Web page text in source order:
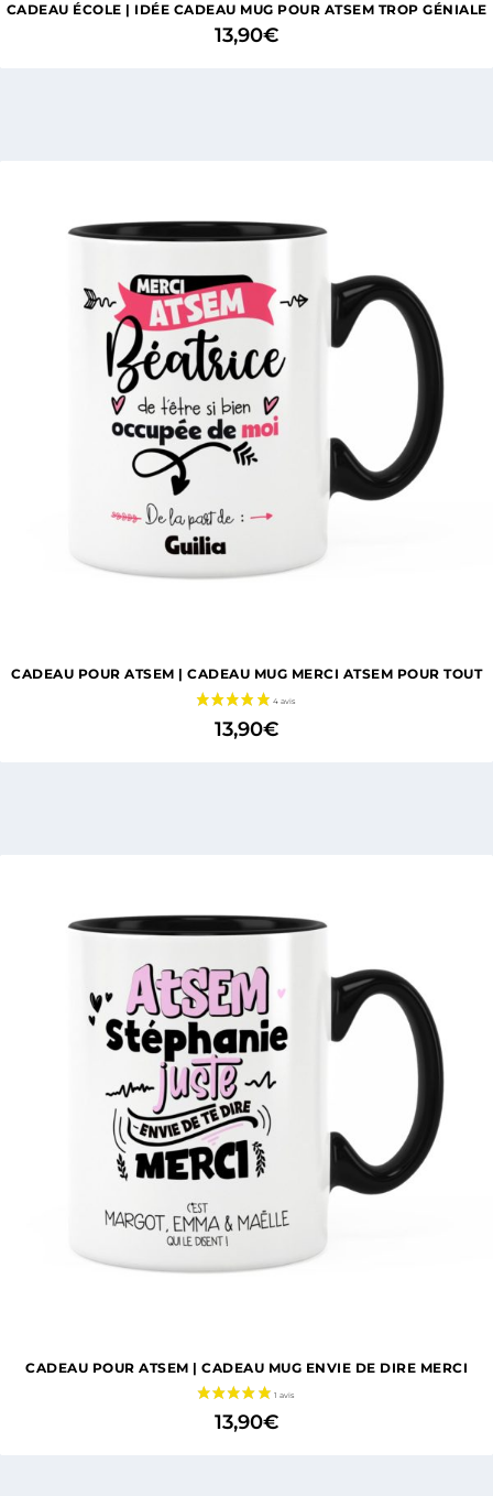
CADEAU ÉCOLE | IDÉE CADEAU MUG POUR ATSEM TROP GÉNIALE
13,90€
CADEAU POUR ATSEM | CADEAU MUG MERCI ATSEM POUR TOUT
13,90€
CADEAU POUR ATSEM | CADEAU MUG ENVIE DE DIRE MERCI
13,90€